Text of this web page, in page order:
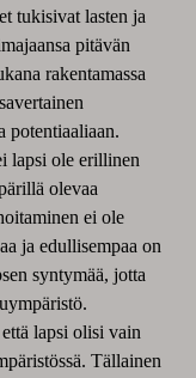
tukisivat lasten ja
pitävän
rakentamassa
potentiaaliaan.
lapsi ole erillinen
olevaa
ei ole
ja edullisempaa on
syntymää, jotta
lapsi olisi vain
Tällainen